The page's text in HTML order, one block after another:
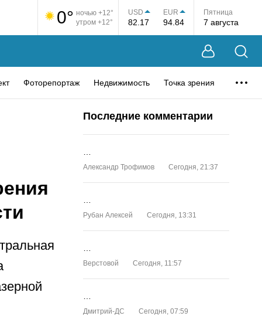
0° ночью +12°
утром +12°
USD
82.17
EUR
94.84
Пятница
7 августа
Фоторепортаж Недвижимость Точка зрения
Последние комментарии
Александр Трофимов Сегодня, 21:37
Рубан Алексей Сегодня, 13:31
Верстовой Сегодня, 11:57
Дмитрий-ДС Сегодня, 07:59